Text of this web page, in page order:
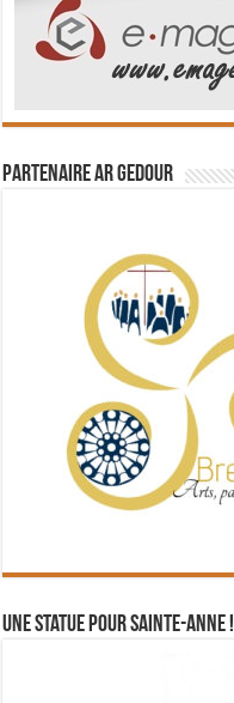
Partenaire Ar Gedour
Une statue pour Sainte-Anne !